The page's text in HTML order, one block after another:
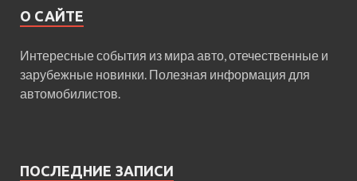
О САЙТЕ
Интересные события из мира авто, отечественные и
зарубежные новинки. Полезная информация для
автомобилистов.
ПОСЛЕДНИЕ ЗАПИСИ